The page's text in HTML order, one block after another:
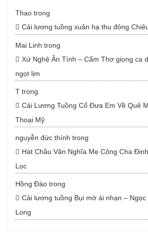
Thao trong
Cải lương tuồng xuân hạ thu đông
Mai Linh trong
Xứ Nghệ Ân Tình – Cẩm Thơ giọng ca
ngọt lịm
T trong
Cải Lương Tuồng Cổ Đưa Em Về Quê
Thoại Mỹ
nguyễn đức thính trong
Hát Chầu Văn Nghĩa Mẹ Công Cha
Lọc
Hồng Đào trong
Cải lương tuồng Bụi mờ ải nhạn –
Long